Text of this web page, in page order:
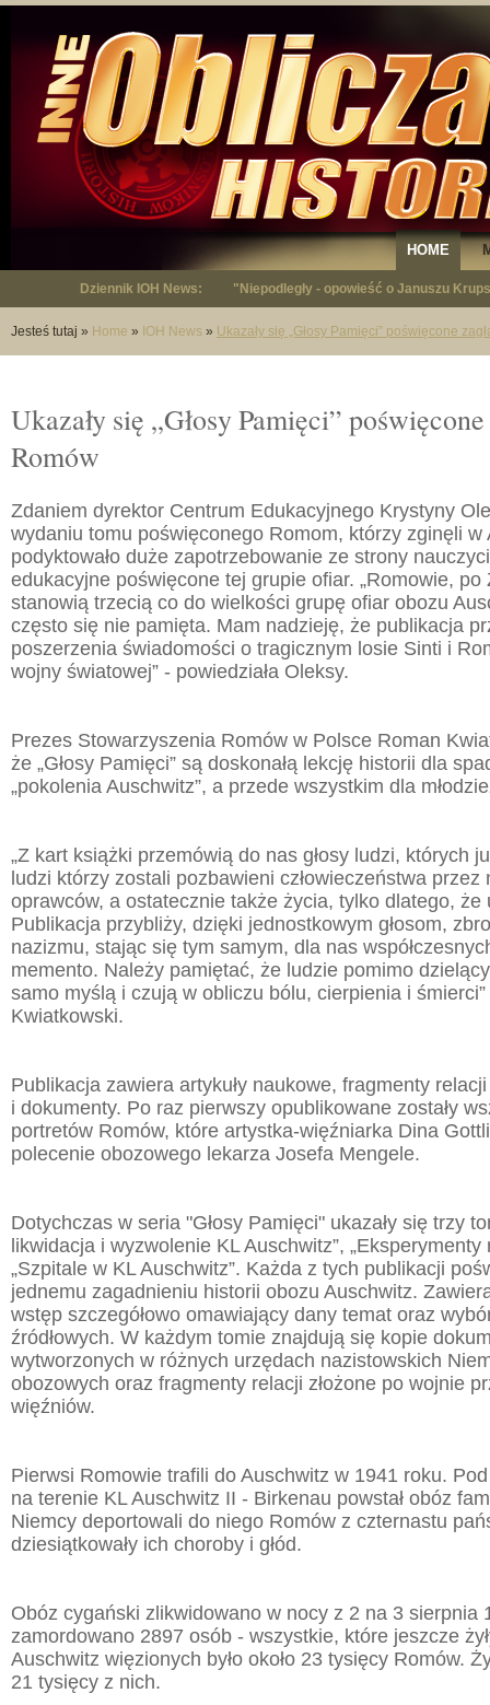
HOME
Dziennik IOH News: "Niepodległy - opowieść o Januszu
Jesteś tutaj » Home » IOH News » Ukazały się „Głosy Pamięci” poświęcone
Ukazały się „Głosy Pamięci”
Romów
Zdaniem dyrektor Centrum Edukacyjnego Krystyny
wydaniu tomu poświęconego Romom, którzy zginęli w
podyktowało duże zapotrzebowanie ze strony
edukacyjne poświęcone tej grupie ofiar. „Romowie,
stanowią trzecią co do wielkości grupę ofiar obozu
często się nie pamięta. Mam nadzieję, że publikacja
poszerzenia świadomości o tragicznym losie Sinti i
wojny światowej” - powiedziała Oleksy.
Prezes Stowarzyszenia Romów w Polsce Roman
że „Głosy Pamięci” są doskonałą lekcję historii dla
„pokolenia Auschwitz”, a przede wszystkim dla
„Z kart książki przemówią do nas głosy ludzi, których
ludzi którzy zostali pozbawieni człowieczeństwa przez
oprawców, a ostatecznie także życia, tylko dlatego, że
Publikacja przybliży, dzięki jednostkowym głosom,
nazizmu, stając się tym samym, dla nas
memento. Należy pamiętać, że ludzie pomimo
samo myślą i czują w obliczu bólu, cierpienia i śmierci”
Kwiatkowski.
Publikacja zawiera artykuły naukowe, fragmenty
i dokumenty. Po raz pierwszy opublikowane zostały
portretów Romów, które artystka-więźniarka Dina
polecenie obozowego lekarza Josefa Mengele.
Dotychczas w seria "Głosy Pamięci" ukazały się trzy
likwidacja i wyzwolenie KL Auschwitz”, „Eksperymenty
„Szpitale w KL Auschwitz”. Każda z tych publikacji
jednemu zagadnieniu historii obozu Auschwitz.
wstęp szczegółowo omawiający dany temat oraz
źródłowych. W każdym tomie znajdują się kopie
wytworzonych w różnych urzędach nazistowskich
obozowych oraz fragmenty relacji złożone po wojnie
więźniów.
Pierwsi Romowie trafili do Auschwitz w 1941 roku.
na terenie KL Auschwitz II - Birkenau powstał obóz
Niemcy deportowali do niego Romów z czternastu
dziesiątkowały ich choroby i głód.
Obóz cygański zlikwidowano w nocy z 2 na 3 sierpnia
zamordowano 2897 osób - wszystkie, które jeszcze
Auschwitz więzionych było około 23 tysięcy Romów.
21 tysięcy z nich.